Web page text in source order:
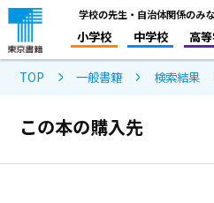
学校の先生・自治体関係のみ
小学校 中学校 高
TOP 一般書籍 検索結果
この本の購入先